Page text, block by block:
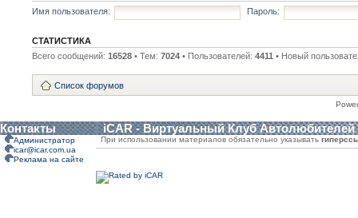
Имя пользователя:
Пароль:
СТАТИСТИКА
Всего сообщений: 16528 • Тем: 7024 • Пользователей: 4411 • Новый
Список форумов
Контакты iCAR - Виртуальный Клуб Автолюбителей
Администратор
icar@icar.com.ua
Реклама на сайте
При использовании материалов обязательно указывать